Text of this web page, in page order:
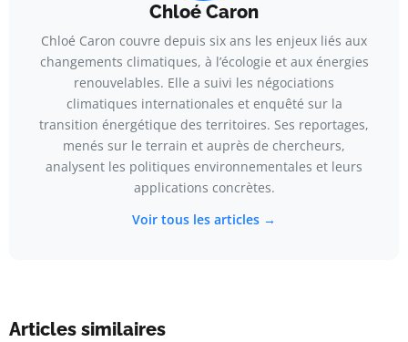
Chloé Caron
Chloé Caron couvre depuis six ans les enjeux liés aux
changements climatiques, à l’écologie et aux énergies
renouvelables. Elle a suivi les négociations
climatiques internationales et enquêté sur la
transition énergétique des territoires. Ses reportages,
menés sur le terrain et auprès de chercheurs,
analysent les politiques environnementales et leurs
applications concrètes.
Voir tous les articles →
Articles similaires